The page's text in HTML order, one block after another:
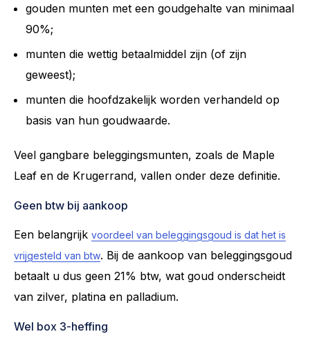
gouden munten met een goudgehalte van minimaal
90%;
munten die wettig betaalmiddel zijn (of zijn
geweest);
munten die hoofdzakelijk worden verhandeld op
basis van hun goudwaarde.
Veel gangbare beleggingsmunten, zoals de Maple
Leaf en de Krugerrand, vallen onder deze definitie.
Geen btw bij aankoop
Een belangrijk voordeel van beleggingsgoud is dat het is
vrijgesteld van btw. Bij de aankoop van beleggingsgoud
betaalt u dus geen 21% btw, wat goud onderscheidt
van zilver, platina en palladium.
Wel box 3-heffing